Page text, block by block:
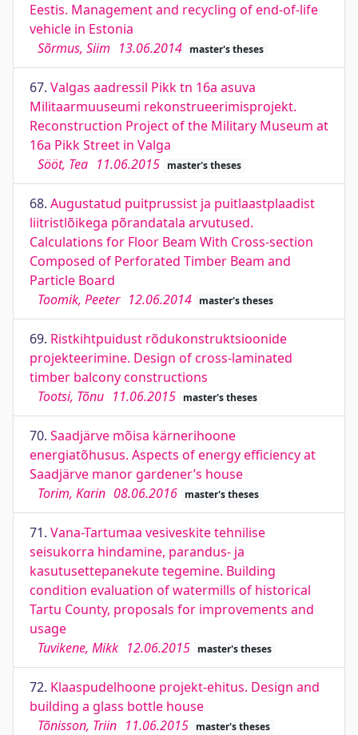
Eestis. Management and recycling of end-of-life
vehicle in Estonia
Sõrmus, Siim 13.06.2014 master's theses
67. Valgas aadressil Pikk tn 16a asuva
Militaarmuuseumi rekonstrueerimisprojekt.
Reconstruction Project of the Military Museum at
16a Pikk Street in Valga
Sööt, Tea 11.06.2015 master's theses
68. Augustatud puitprussist ja puitlaastplaadist
liitristlõikega põrandatala arvutused.
Calculations for Floor Beam With Cross-section
Composed of Perforated Timber Beam and
Particle Board
Toomik, Peeter 12.06.2014 master's theses
69. Ristkihtpuidust rõdukonstruktsioonide
projekteerimine. Design of cross-laminated
timber balcony constructions
Tootsi, Tõnu 11.06.2015 master's theses
70. Saadjärve mõisa kärnerihoone
energiatõhusus. Aspects of energy efficiency at
Saadjärve manor gardener’s house
Torim, Karin 08.06.2016 master's theses
71. Vana-Tartumaa vesiveskite tehnilise
seisukorra hindamine, parandus- ja
kasutusettepanekute tegemine. Building
condition evaluation of watermills of historical
Tartu County, proposals for improvements and
usage
Tuvikene, Mikk 12.06.2015 master's theses
72. Klaaspudelhoone projekt-ehitus. Design and
building a glass bottle house
Tõnisson, Triin 11.06.2015 master's theses